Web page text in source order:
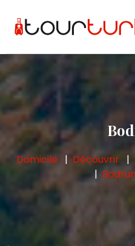
Domicile Découvrir